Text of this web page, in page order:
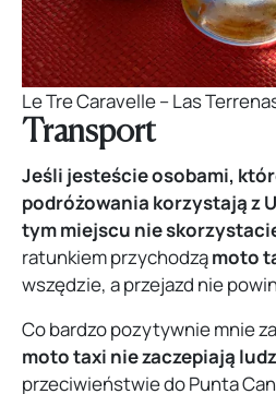
Le Tre Caravelle – Las
Transport
Jeśli jesteście osobami,
podróżowania korzystają z
tym miejscu nie
ratunkiem przychodząmoto
wszędzie, a przejazd nie
Co bardzo pozytywnie mnie
moto taxi nie zaczepiają
przeciwieństwie do Punta